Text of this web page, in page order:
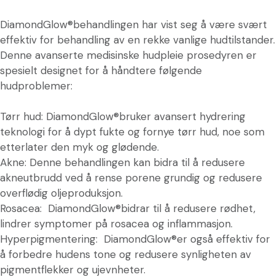
DiamondGlow®behandlingen har vist seg å være svært
effektiv for behandling av en rekke vanlige hudtilstander.
Denne avanserte medisinske hudpleie prosedyren er
spesielt designet for å håndtere følgende
hudproblemer:
Tørr hud: DiamondGlow®bruker avansert hydrering
teknologi for å dypt fukte og fornye tørr hud, noe som
etterlater den myk og glødende.
Akne: Denne behandlingen kan bidra til å redusere
akneutbrudd ved å rense porene grundig og redusere
overflødig oljeproduksjon.
Rosacea: DiamondGlow®bidrar til å redusere rødhet,
lindrer symptomer på rosacea og inflammasjon.
Hyperpigmentering: DiamondGlow®er også effektiv for
å forbedre hudens tone og redusere synligheten av
pigmentflekker og ujevnheter.